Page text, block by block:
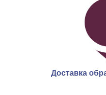
Доставка